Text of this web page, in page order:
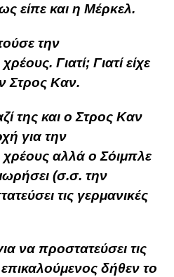
είπε και η Μέρκελ.
την
Γιατί; Γιατί είχε
Στρος Καν.
της και ο Στρος Καν
για την
αλλά ο Σόιμπλε
(σ.σ. την
τις γερμανικές
να προστατεύσει τις
δήθεν το